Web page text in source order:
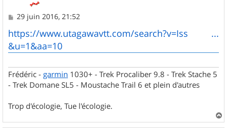
M
s
s
a
g
29 juin 2016, 21:52
https://www.utagawavtt.com/search?v=Iss ...
&u=1&aa=10
Frédéric - garmin 1030+ - Trek Procaliber 9.8 - Trek Stache 5
- Trek Domane SL5 - Moustache Trail 6 et plein d'autres
Trop d'écologie, Tue l'écologie.
a